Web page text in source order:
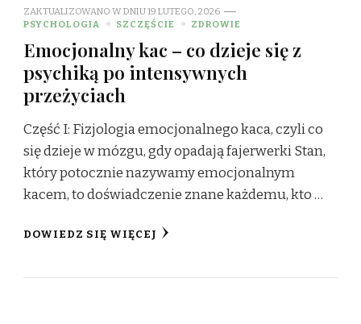
ZAKTUALIZOWANO W DNIU19 LUTEGO, 2026
PSYCHOLOGIA
SZCZĘŚCIE ZDROWIE
Emocjonalny kac – co dzieje się z
psychiką po intensywnych
przeżyciach
Część I: Fizjologia emocjonalnego kaca, czyli co
się dzieje w mózgu, gdy opadają fajerwerki Stan,
który potocznie nazywamy emocjonalnym
kacem, to doświadczenie znane każdemu, kto …
DOWIEDZ SIĘ WIĘCEJ